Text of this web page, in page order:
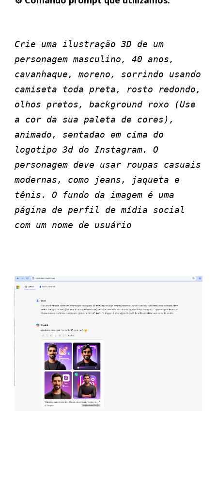
Crie uma ilustração 3D de um
personagem masculino, 40 anos,
cavanhaque, moreno, sorrindo usando
camiseta toda preta, rosto redondo,
olhos pretos, background roxo (Use
a cor da sua paleta de cores),
animado, sentadao em cima do
logotipo 3d do Instagram. O
personagem deve usar roupas casuais
modernas, como jeans, jaqueta e
tênis. O fundo da imagem é uma
página de perfil de mídia social
com um nome de usuário